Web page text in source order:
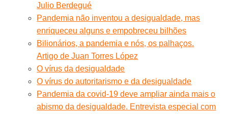
Julio Berdegué
Pandemia não inventou a desigualdade, mas
enriqueceu alguns e empobreceu bilhões
Bilionários, a pandemia e nós, os palhaços.
Artigo de Juan Torres López
O vírus da desigualdade
O vírus do autoritarismo e da desigualdade
Pandemia da covid-19 deve ampliar ainda mais o
abismo da desigualdade. Entrevista especial com